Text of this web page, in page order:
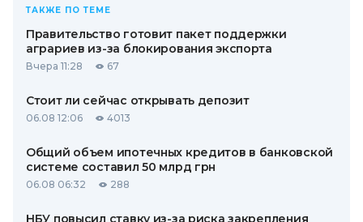
ТАКЖЕ ПО ТЕМЕ
Правительство готовит пакет поддержки
аграриев из-за блокирования экспорта
Вчера 11:28 67
Стоит ли сейчас открывать депозит
06.08 12:06 4013
Общий объем ипотечных кредитов в банковской
системе составил 50 млрд грн
06.08 06:32 288
НБУ повысил ставку из-за риска закрепления